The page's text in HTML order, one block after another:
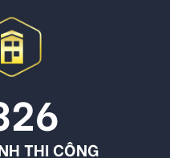
THI CÔNG